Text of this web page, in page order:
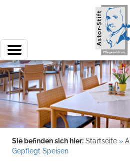
Sie befinden sich hier: Startseite »
Gepflegt Speisen